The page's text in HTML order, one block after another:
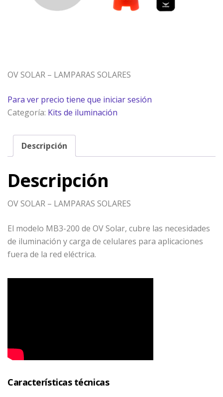
OV SOLAR – LAMPARAS SOLARES
Para ver precio tiene que iniciar sesión
Categoría: Kits de iluminación
Descripción
Descripción
OV SOLAR – LAMPARAS SOLARES
El modelo MB3-200 de OV Solar, cubre las necesidades
de iluminación y carga de celulares para aplicaciones
fuera de la red eléctrica.
Características técnicas